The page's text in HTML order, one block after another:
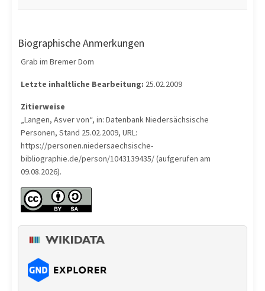
Biographische Anmerkungen
Grab im Bremer Dom
Letzte inhaltliche Bearbeitung: 25.02.2009
Zitierweise
„Langen, Asver von“, in: Datenbank Niedersächsische
Personen, Stand 25.02.2009, URL:
https://personen.niedersaechsische-
bibliographie.de/person/1043139435/ (aufgerufen am
09.08.2026).